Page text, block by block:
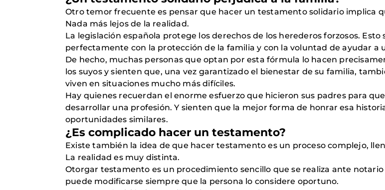
Otro temor frecuente es pensar que hacer un testamento solidario implica
Nada más lejos de la realidad.
La legislación española protege los derechos de los herederos forzosos.
perfectamente con la protección de la familia y con la voluntad de ayudar a
De hecho, muchas personas que optan por esta fórmula lo hacen
los suyos y sienten que, una vez garantizado el bienestar de su familia,
viven en situaciones mucho más difíciles.
Hay quienes recuerdan el enorme esfuerzo que hicieron sus padres para
desarrollar una profesión. Y sienten que la mejor forma de honrar esa
oportunidades similares.
¿Es complicado hacer un testamento?
Existe también la idea de que hacer testamento es un proceso complejo,
La realidad es muy distinta.
Otorgar testamento es un procedimiento sencillo que se realiza ante
puede modificarse siempre que la persona lo considere oportuno.